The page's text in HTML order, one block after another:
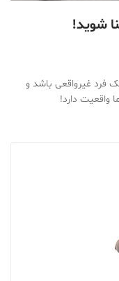
فرد غیرواقعی باشد و
واقعیت دارد!